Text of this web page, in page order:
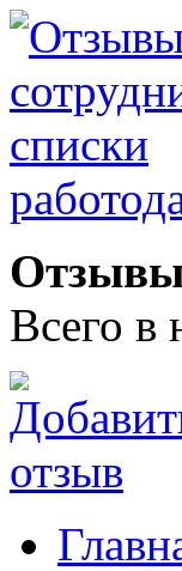
Отзывы
Всего в